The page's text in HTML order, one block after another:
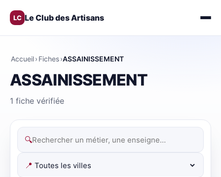
LC Le Club des Artisans
Accueil› Fiches›ASSAINISSEMENT
ASSAINISSEMENT
1 fiche vérifiée
🔍
📍